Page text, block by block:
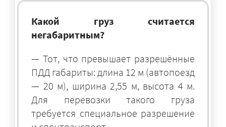
Какой груз считается
негабаритным?
— Тот, что превышает разрешённые
ПДД габариты: длина 12 м (автопоезд
— 20 м), ширина 2,55 м, высота 4 м.
Для перевозки такого груза
требуется специальное разрешение